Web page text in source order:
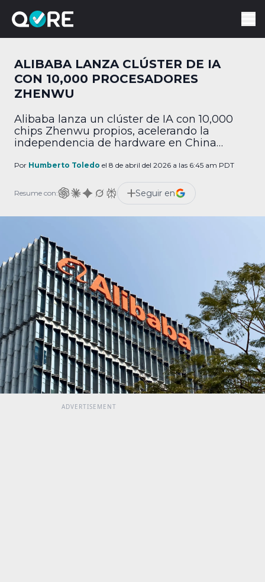
ALIBABA LANZA CLÚSTER DE IA
CON 10,000 PROCESADORES
ZHENWU
Alibaba lanza un clúster de IA con 10,000
chips Zhenwu propios, acelerando la
independencia de hardware en China
Por Humberto Toledo el 8 de abril del 2026 a las 6:45 am PDT
Resume con: Seguir en